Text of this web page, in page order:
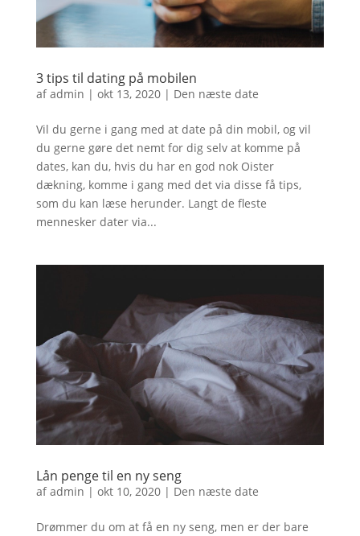
3 tips til dating på mobilen
afadmin | okt 13, 2020| Den næste date
Vil du gerne i gang med at date på din mobil, og vil
du gerne gøre det nemt for dig selv at komme på
dates, kan du, hvis du har en god nok Oister
dækning, komme i gang med det via disse få tips,
som du kan læse herunder. Langt de fleste
mennesker dater via...
Lån penge til en ny seng
afadmin | okt 10, 2020| Den næste date
Drømmer du om at få en ny seng, men er der bare